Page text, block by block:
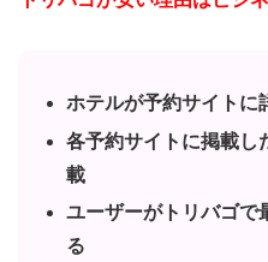
ホテルが予約サイトに
各予約サイトに掲載し
載
ユーザーがトリバゴで
る